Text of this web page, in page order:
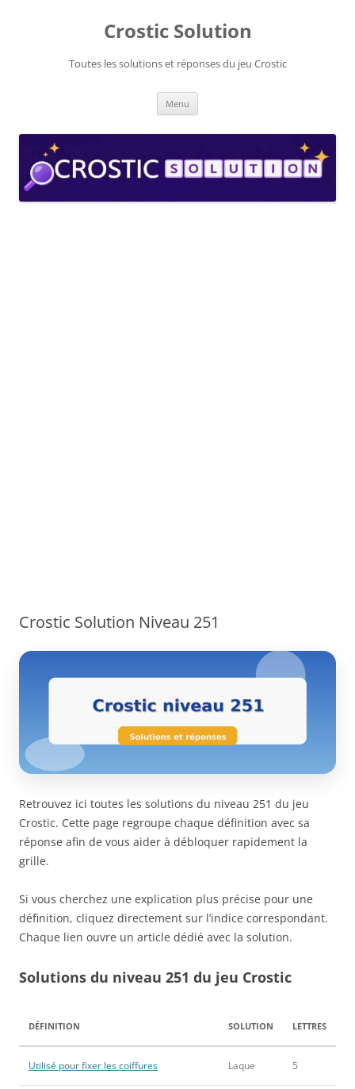
Crostic Solution
Toutes les solutions et réponses du jeu Crostic
Menu
Crostic Solution Niveau 251
Retrouvez ici toutes les solutions du niveau 251 du jeu
Crostic. Cette page regroupe chaque définition avec sa
réponse afin de vous aider à débloquer rapidement la
grille.
Si vous cherchez une explication plus précise pour une
définition, cliquez directement sur l’indice correspondant.
Chaque lien ouvre un article dédié avec la solution.
Solutions du niveau 251 du jeu Crostic
DÉFINITION SOLUTION LETTRES
Utilisé pour fixer les coiffures Laque 5